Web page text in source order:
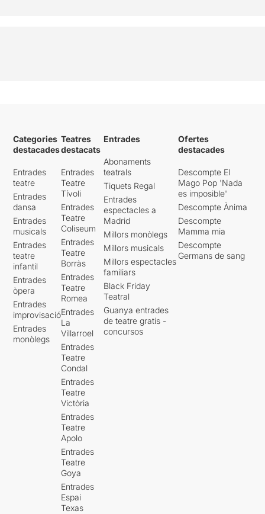
Categories
destacades
Entrades
teatre
Entrades
dansa
Entrades
musicals
Entrades
teatre
infantil
Entrades
òpera
Entrades
improvisació
Entrades
monòlegs
Teatres
destacats
Entrades
Teatre
Tívoli
Entrades
Teatre
Coliseum
Entrades
Teatre
Borràs
Entrades
Teatre
Romea
Entrades
La
Villarroel
Entrades
Teatre
Condal
Entrades
Teatre
Victòria
Entrades
Teatre
Apolo
Entrades
Teatre
Goya
Entrades
Espai
Texas
Entrades
Abonaments
teatrals
Tiquets Regal
Entrades
espectacles a
Madrid
Millors monòlegs
Millors musicals
Millors espectacles
familiars
Black Friday
Teatral
Guanya entrades
de teatre gratis -
concursos
Ofertes
destacades
Descompte El
Mago Pop 'Nada
es imposible'
Descompte Ànima
Descompte
Mamma mia
Descompte
Germans de sang